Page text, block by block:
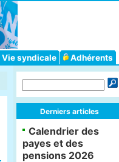
Vie syndicale Adhérents
Derniers articles
Calendrier des
payes et des
pensions 2026